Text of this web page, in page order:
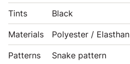
Tints Black
Materials Polyester / Elasthan
Patterns Snake pattern